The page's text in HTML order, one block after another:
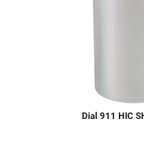
Dial 911 HIC